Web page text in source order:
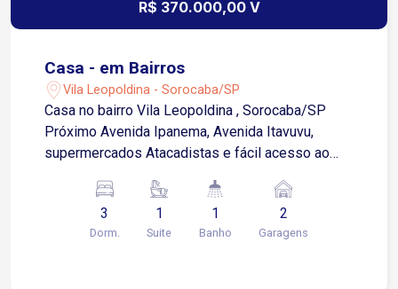
R$ 370.000,00 V
Casa - em Bairros
Vila Leopoldina - Sorocaba/SP
Casa no bairro Vila Leopoldina , Sorocaba/SP
Próximo Avenida Ipanema, Avenida Itavuvu,
supermercados Atacadistas e fácil acesso ao
Dormitórios sendo 1 suíte Sala de estar Cozinha
Banheiro social Área de serviço Lavanderia Área
gourmet com churrasqueira, fogão a lenha 2 Vaga
3
Dorm.
1
Suite
1
Banho
2
Garagens